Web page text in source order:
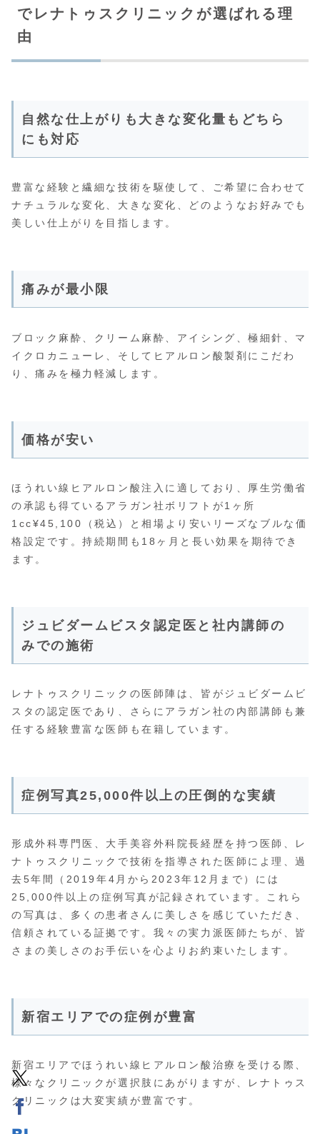
でレナトゥスクリニックが選ばれる理
由
自然な仕上がりも大きな変化量もどちら
にも対応
豊富な経験と繊細な技術を駆使して、ご希望に合わせて
ナチュラルな変化、大きな変化、どのようなお好みでも
美しい仕上がりを目指します。
痛みが最小限
ブロック麻酔、クリーム麻酔、アイシング、極細針、マ
イクロカニューレ、そしてヒアルロン酸製剤にこだわ
り、痛みを極力軽減します。
価格が安い
ほうれい線ヒアルロン酸注入に適しており、厚生労働省
の承認も得ているアラガン社ボリフトが1ヶ所
1cc¥45,100（税込）と相場より安いリーズなブルな価
格設定です。持続期間も18ヶ月と長い効果を期待でき
ます。
ジュビダームビスタ認定医と社内講師の
みでの施術
レナトゥスクリニックの医師陣は、皆がジュビダームビ
スタの認定医であり、さらにアラガン社の内部講師も兼
任する経験豊富な医師も在籍しています。
症例写真25,000件以上の圧倒的な実績
形成外科専門医、大手美容外科院長経歴を持つ医師、レ
ナトゥスクリニックで技術を指導された医師によ理、過
去5年間（2019年4月から2023年12月まで）には
25,000件以上の症例写真が記録されています。これら
の写真は、多くの患者さんに美しさを感じていただき、
信頼されている証拠です。我々の実力派医師たちが、皆
さまの美しさのお手伝いを心よりお約束いたします。
新宿エリアでの症例が豊富
新宿エリアでほうれい線ヒアルロン酸治療を受ける際、
様々なクリニックが選択肢にあがりますが、レナトゥス
クリニックは大変実績が豊富です。